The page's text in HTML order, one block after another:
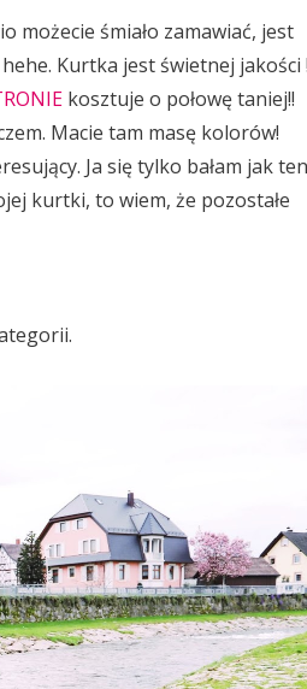
możecie śmiało zamawiać, jest
Kurtka jest świetnej jakości
kosztuje o połowę taniej!!
Macie tam masę kolorów!
Ja się tylko bałam jak ten
kurtki, to wiem, że pozostałe